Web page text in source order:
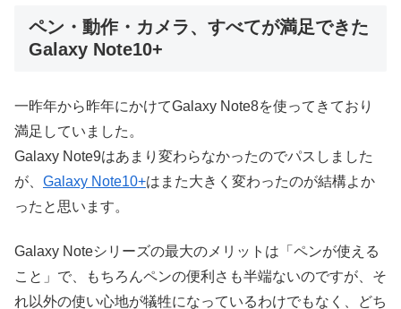
ペン・動作・カメラ、すべてが満足できた
Galaxy Note10+
一昨年から昨年にかけてGalaxy Note8を使ってきており
満足していました。
Galaxy Note9はあまり変わらなかったのでパスしました
が、 Galaxy Note10+はまた大きく変わったのが結構よか
ったと思います。
Galaxy Noteシリーズの最大のメリットは「ペンが使える
こと」で、もちろんペンの便利さも半端ないのですが、そ
れ以外の使い心地が犠牲になっているわけでもなく、どち